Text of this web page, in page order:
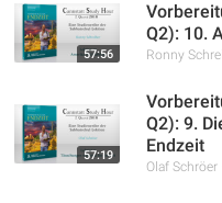
57:56
Q2): 10.
Ronny
57:19
Q2): 9.
Endzeit
Olaf Schröer